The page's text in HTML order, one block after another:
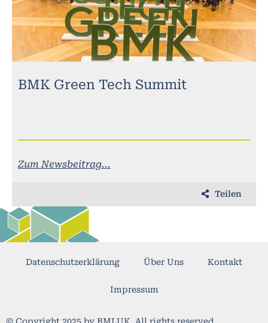
BMK Green Tech Summit
Zum Newsbeitrag...
Teilen
© Copyright 2025 by BMLUK. All rights reserved.
Datenschutzerklärung Über Uns Kontakt
Impressum